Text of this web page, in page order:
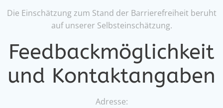
Die Einschätzung zum Stand der Barrierefreiheit beruht
auf unserer Selbsteinschätzung.
Feedbackmöglichkeit
und Kontaktangaben
Adresse: